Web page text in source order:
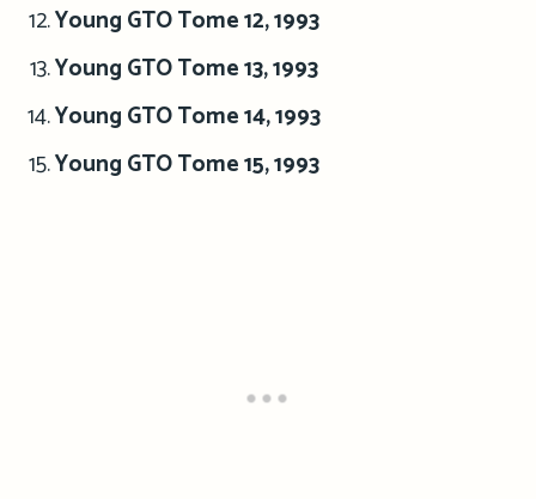
Young GTO Tome 12, 1993
Young GTO Tome 13, 1993
Young GTO Tome 14, 1993
Young GTO Tome 15, 1993